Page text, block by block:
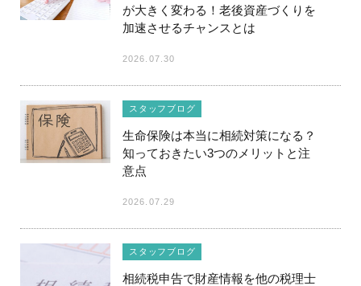
が大きく変わる！老後資産づくりを
加速させるチャンスとは
2026.07.30
スタッフブログ
生命保険は本当に相続対策になる？
知っておきたい3つのメリットと注
意点
2026.07.29
スタッフブログ
相続税申告で財産情報を他の税理士